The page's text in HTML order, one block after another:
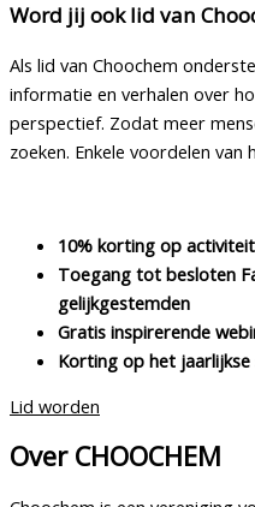
Word jij ook lid van
Als lid van Choochem
informatie en verhalen over
perspectief. Zodat meer
zoeken. Enkele voordelen van
10% korting op
Toegang tot besloten
gelijkgestemden
Gratis inspirerende
Korting op het jaarlijkse
Lid worden
Over CHOOCHEM